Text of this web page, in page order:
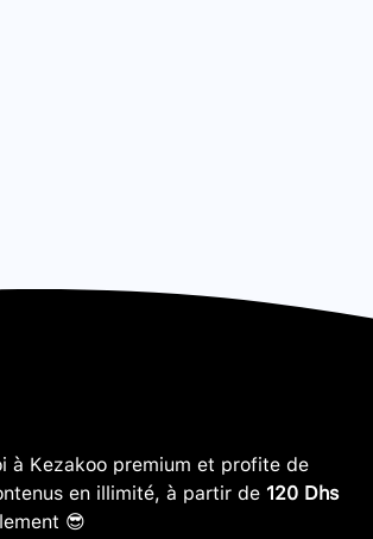
à Kezakoo premium et profite de
en illimité, à partir de 120 Dhs
😎